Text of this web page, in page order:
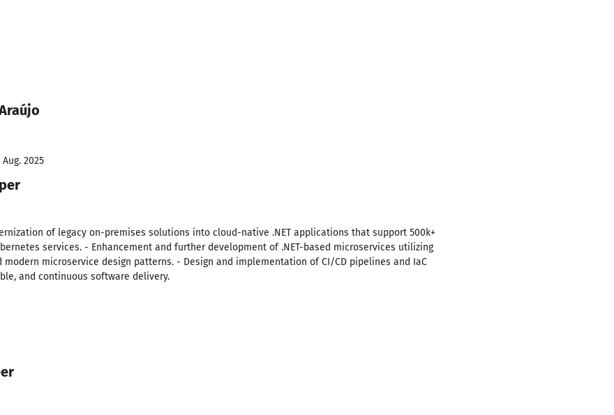
2025
of legacy on-premises solutions into cloud-native .NET applications that support 500k+
services. - Enhancement and further development of .NET-based microservices utilizing
modern microservice design patterns. - Design and implementation of CI/CD pipelines and IaC
and continuous software delivery.